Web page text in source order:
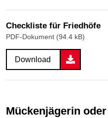
Checkliste für Friedhöfe
PDF-Dokument (94.4 kB)
Download
Mückenjägerin